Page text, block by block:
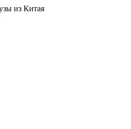
из Китая